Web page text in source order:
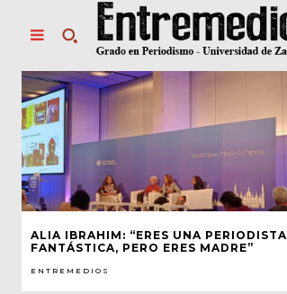
ALIA IBRAHIM: “ERES UNA PERIODISTA
FANTÁSTICA, PERO ERES MADRE”
ENTREMEDIOS